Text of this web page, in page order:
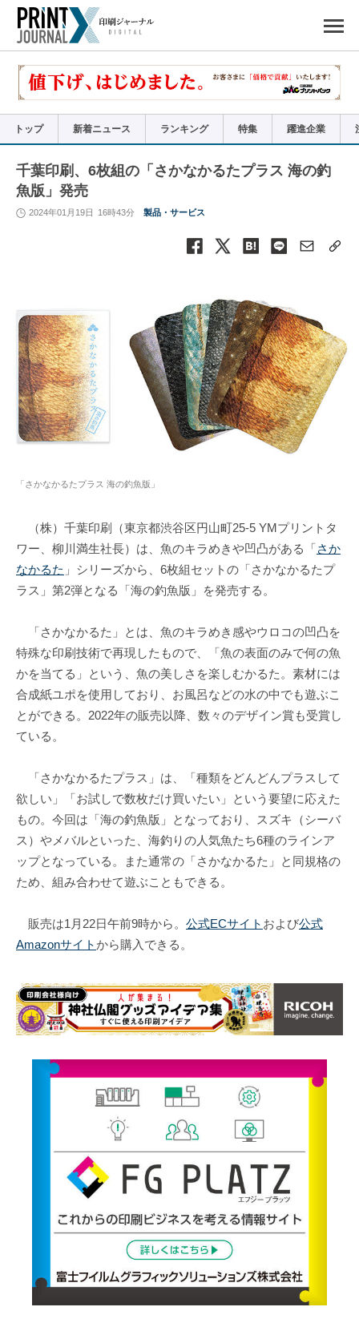
で
リ
トップ 新着ニュース ランキング 特集 躍進企業
千葉印刷、6枚組の「さかなかるたプラス 海の釣
魚版」発売
2024年01月19日 16時43分 製品・サービス
「さかなかるたプラス 海の釣魚版」
（株）千葉印刷（東京都渋谷区円山町25-5 YMプリントタ
ワー、柳川満生社長）は、魚のキラめきや凹凸がある「さか
なかるた 」シリーズから、6枚組セットの「さかなかるたプ
ラス」第2弾となる「海の釣魚版」を発売する。
「さかなかるた」とは、魚のキラめき感やウロコの凹凸を
特殊な印刷技術で再現したもので、「魚の表面のみで何の魚
かを当てる」という、魚の美しさを楽しむかるた。素材には
合成紙ユポを使用しており、お風呂などの水の中でも遊ぶこ
とができる。2022年の販売以降、数々のデザイン賞も受賞し
ている。
「さかなかるたプラス」は、「種類をどんどんプラスして
欲しい」「お試しで数枚だけ買いたい」という要望に応えた
もの。今回は「海の釣魚版」となっており、スズキ（シーバ
ス）やメバルといった、海釣りの人気魚たち6種のラインア
ップとなっている。また通常の「さかなかるた」と同規格の
ため、組み合わせて遊ぶこともできる。
販売は1月22日午前9時から。 公式ECサイト および公式
Amazonサイトから購入できる。